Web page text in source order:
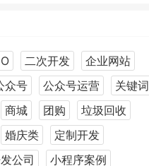
二次开发
企业网站
众号 公众号运营
关键词
商城 团购
垃圾回收
婚庆类
定制开发
公司
小程序案例